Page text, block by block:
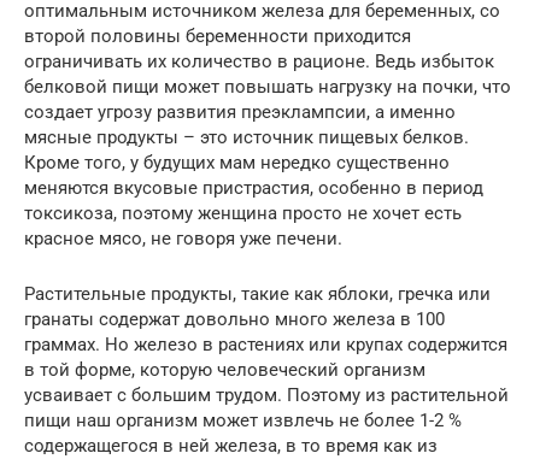
оптимальным источником железа для беременных, со
второй половины беременности приходится
ограничивать их количество в рационе. Ведь избыток
белковой пищи может повышать нагрузку на почки, что
создает угрозу развития преэклампсии, а именно
мясные продукты – это источник пищевых белков.
Кроме того, у будущих мам нередко существенно
меняются вкусовые пристрастия, особенно в период
токсикоза, поэтому женщина просто не хочет есть
красное мясо, не говоря уже печени.
Растительные продукты, такие как яблоки, гречка или
гранаты содержат довольно много железа в 100
граммах. Но железо в растениях или крупах содержится
в той форме, которую человеческий организм
усваивает с большим трудом. Поэтому из растительной
пищи наш организм может извлечь не более 1-2 %
содержащегося в ней железа, в то время как из